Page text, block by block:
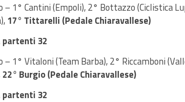
– 1° Cantini (Empoli), 2° Bottazzo (Ciclistica
17° Tittarelli (Pedale Chiaravallese)
partenti 32
– 1° Vitaloni (Team Barba), 2° Riccamboni
22° Burgio (Pedale Chiaravallese)
partenti 32